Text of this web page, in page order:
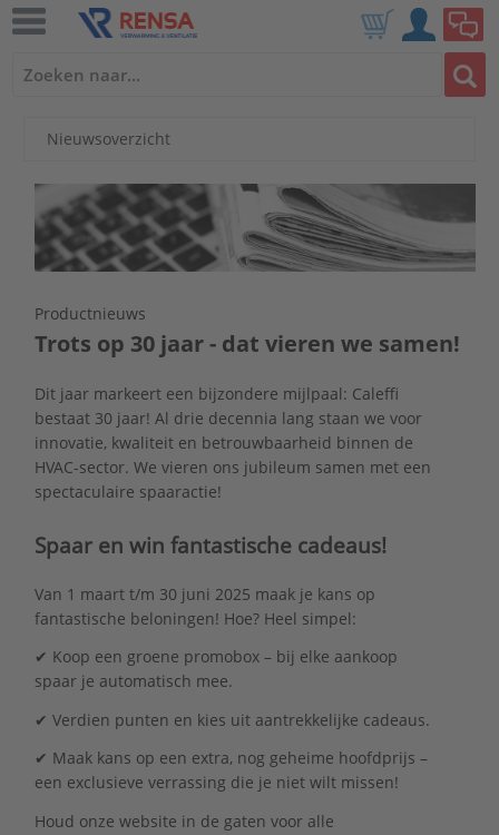
Nieuwsoverzicht
Productnieuws
Trots op 30 jaar - dat vieren we samen!
Dit jaar markeert een bijzondere mijlpaal: Caleffi
bestaat 30 jaar! Al drie decennia lang staan we voor
innovatie, kwaliteit en betrouwbaarheid binnen de
HVAC-sector. We vieren ons jubileum samen met een
spectaculaire spaaractie!
Spaar en win fantastische cadeaus!
Van 1 maart t/m 30 juni 2025 maak je kans op
fantastische beloningen! Hoe? Heel simpel:
✔ Koop een groene promobox – bij elke aankoop
spaar je automatisch mee.
✔ Verdien punten en kies uit aantrekkelijke cadeaus.
✔ Maak kans op een extra, nog geheime hoofdprijs –
een exclusieve verrassing die je niet wilt missen!
Houd onze website in de gaten voor alle